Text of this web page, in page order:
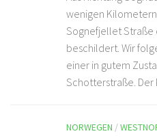
wenigen
Sognefjellet Straße
beschildert. Wir
einer in gutem
Schotterstraße. Der
NORWEGEN /